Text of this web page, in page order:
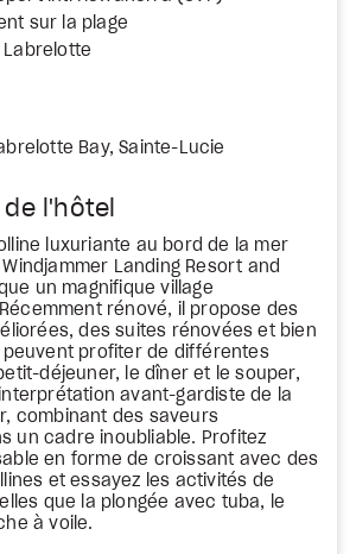
sur la plage
Labrelotte
Bay, Sainte-Lucie
l'hôtel
luxuriante au bord de la mer
Landing Resort and
un magnifique village
rénové, il propose des
des suites rénovées et bien
peuvent profiter de différentes
déjeuner, le dîner et le souper,
avant-gardiste de la
combinant des saveurs
un cadre inoubliable. Profitez
en forme de croissant avec des
et essayez les activités de
que la plongée avec tuba, le
à voile.